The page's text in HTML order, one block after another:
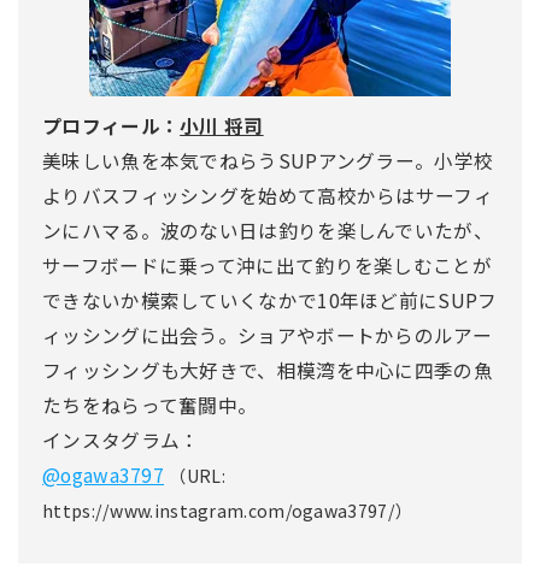
プロフィール：小川 将司
美味しい魚を本気でねらうSUPアングラー。小学校
よりバスフィッシングを始めて高校からはサーフィ
ンにハマる。波のない日は釣りを楽しんでいたが、
サーフボードに乗って沖に出て釣りを楽しむことが
できないか模索していくなかで10年ほど前にSUPフ
ィッシングに出会う。ショアやボートからのルアー
フィッシングも大好きで、相模湾を中心に四季の魚
たちをねらって奮闘中。
インスタグラム：
@ogawa3797
（URL:
https://www.instagram.com/ogawa3797/）